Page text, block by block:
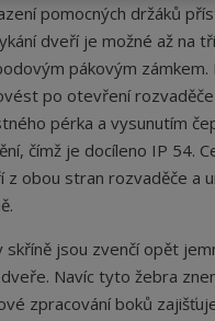
pomocných držáků
dveří je možné až na
pákovým
po otevření
pérka a vysunutím
čímž je docíleno IP 54.
z obou stran rozvaděče a
skříně jsou zvenčí opět
Navíc tyto žebra
zpracování boků